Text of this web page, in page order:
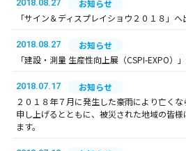
2018.08.27
お知らせ
「サイン＆ディスプレイショウ２０１８」
2018.08.27
お知らせ
「建設・測量 生産性向上展（CSPI-EXPO）
2018.07.17
お知らせ
２０１８年７月に発生した豪雨により亡く
申し上げるとともに、被災された地域の皆
ます。